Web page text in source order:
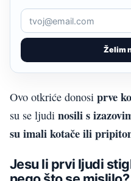
Želim
Ovo otkriće donosi prve
su se ljudi nosili s
su imali kotače ili
Jesu li prvi ljudi